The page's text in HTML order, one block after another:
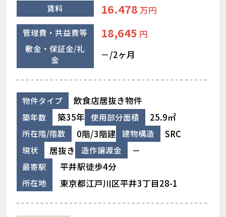
賃料 16.478 万円
管理費・共益費等 18,645 円
敷金・保証金/礼
金
－/2ヶ月
物件タイプ 飲食店居抜き物件
築年数 築35年 使用部分面積 25.9㎡
所在階/階数 0階/3階建 建物構造 SRC
現状 居抜き 造作譲渡金 －
最寄駅 平井駅徒歩4分
所在地 東京都江戸川区平井3丁目28-1